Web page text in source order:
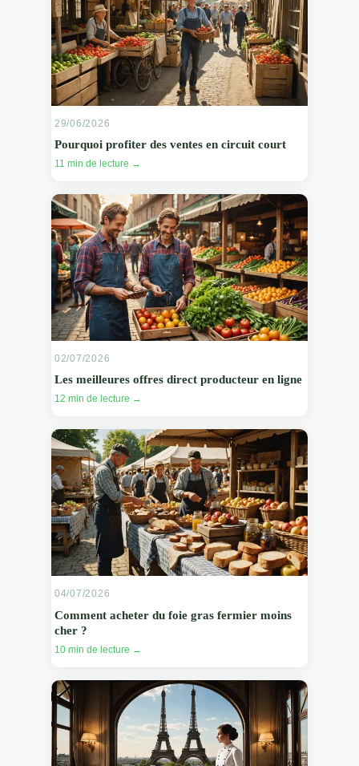
29/06/2026
Pourquoi profiter des ventes en circuit court
11 min de lecture →
02/07/2026
Les meilleures offres direct producteur en ligne
12 min de lecture →
04/07/2026
Comment acheter du foie gras fermier moins
cher ?
10 min de lecture →